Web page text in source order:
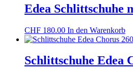
Edea Schlittschuhe
CHF 180.00 In den Warenkorb
Schlittschuhe Edea